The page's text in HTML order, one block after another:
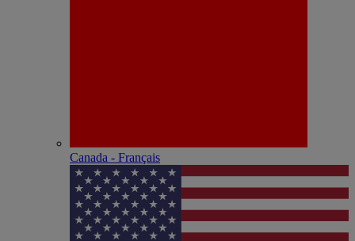
Canada - Français